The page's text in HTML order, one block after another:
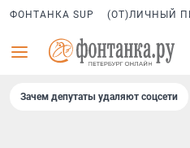
ФОНТАНКА SUP (ОТ)ЛИЧНЫЙ
Зачем депутаты удаляют соцсети